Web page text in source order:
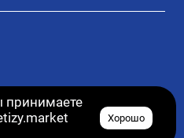
принимаете
Хорошо